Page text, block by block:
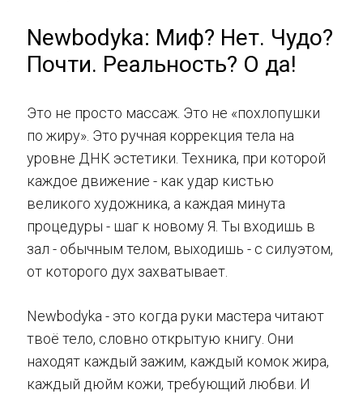
Newbodyka: Миф? Нет. Чудо?
Почти. Реальность? О да!
Это не просто массаж. Это не «похлопушки
по жиру». Это ручная коррекция тела на
уровне ДНК эстетики. Техника, при которой
каждое движение - как удар кистью
великого художника, а каждая минута
процедуры - шаг к новому Я. Ты входишь в
зал - обычным телом, выходишь - с силуэтом,
от которого дух захватывает.
Newbodyka - это когда руки мастера читают
твоё тело, словно открытую книгу. Они
находят каждый зажим, каждый комок жира,
каждый дюйм кожи, требующий любви. И